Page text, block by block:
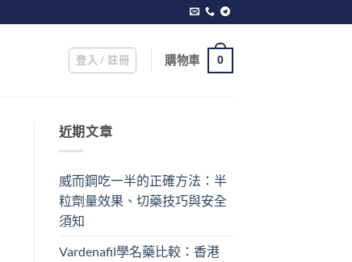
登入 / 註冊 購物車 0
近期文章
威而鋼吃一半的正確方法：半
粒劑量效果、切藥技巧與安全
須知
Vardenafil學名藥比較：香港